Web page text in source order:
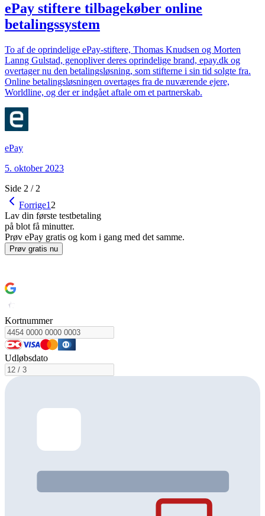
ePay stiftere tilbagekøber online
betalingssystem
To af de oprindelige ePay-stiftere, Thomas Knudsen og Morten
Lanng Gulstad, genopliver deres oprindelige brand, epay.dk og
overtager nu den betalingsløsning, som stifterne i sin tid solgte fra.
Online betalingsløsningen overtages fra de nuværende ejere,
Worldline, og der er indgået aftale om et partnerskab.
ePay
5. oktober 2023
Side 2 / 2
Forrige1 2
Lav din første testbetaling
på blot få minutter.
Prøv ePay gratis og kom i gang med det samme.
Prøv gratis nu
Kortnummer
Udløbsdato